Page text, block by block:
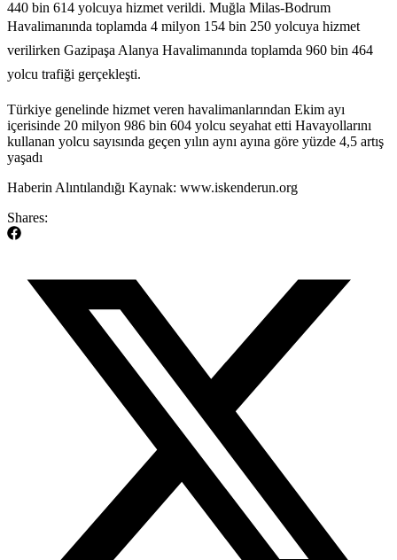
440 bin 614 yolcuya hizmet verildi. Muğla Milas-Bodrum
Havalimanında toplamda 4 milyon 154 bin 250 yolcuya hizmet
verilirken Gazipaşa Alanya Havalimanında toplamda 960 bin 464
yolcu trafiği gerçekleşti.
​Türkiye genelinde hizmet veren havalimanlarından Ekim ayı
içerisinde 20 milyon 986 bin 604 yolcu seyahat etti Havayollarını
kullanan yolcu sayısında geçen yılın aynı ayına göre yüzde 4,5 artış
yaşadı
​Haberin Alıntılandığı Kaynak: www.iskenderun.org
Shares: